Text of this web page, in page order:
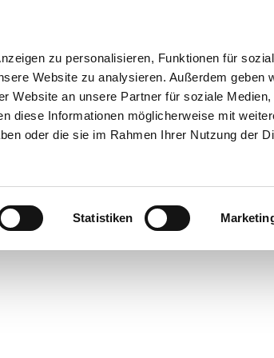
zu personalisieren, Funktionen für
Website zu analysieren. Außerdem geben
Website an unsere Partner für soziale Medien,
diese Informationen möglicherweise mit
oder die sie im Rahmen Ihrer Nutzung der
Statistiken